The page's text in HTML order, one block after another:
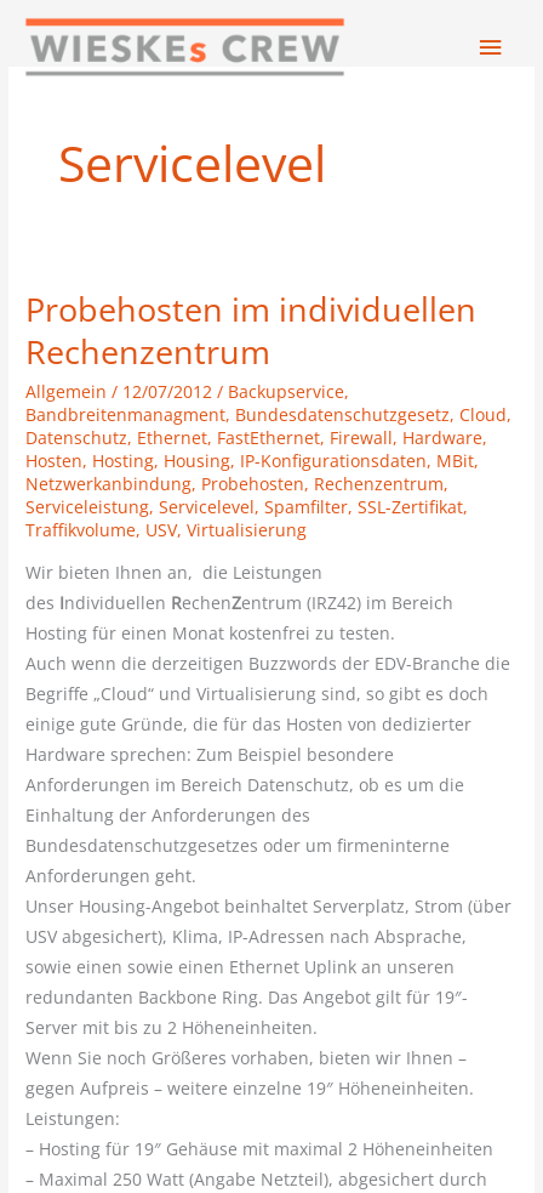
Zum
Inhalt
springen
Servicelevel
Probehosten im individuellen
Rechenzentrum
Allgemein / 12/07/2012/ Backupservice,
Bandbreitenmanagment, Bundesdatenschutzgesetz,Cloud,
Datenschutz, Ethernet, FastEthernet, Firewall, Hardware,
Hosten, Hosting, Housing, IP-Konfigurationsdaten, MBit,
Netzwerkanbindung, Probehosten, Rechenzentrum,
Serviceleistung,Servicelevel,Spamfilter,SSL-Zertifikat,
Traffikvolume, USV,Virtualisierung
Wir bieten Ihnen an, die Leistungen
des Individuellen RechenZentrum (IRZ42) im Bereich
Hosting für einen Monat kostenfrei zu testen.
Auch wenn die derzeitigen Buzzwords der EDV-Branche die
Begriffe „Cloud“ und Virtualisierung sind, so gibt es doch
einige gute Gründe, die für das Hosten von dedizierter
Hardware sprechen: Zum Beispiel besondere
Anforderungen im Bereich Datenschutz, ob es um die
Einhaltung der Anforderungen des
Bundesdatenschutzgesetzes oder um firmeninterne
Anforderungen geht.
Unser Housing-Angebot beinhaltet Serverplatz, Strom (über
USV abgesichert), Klima, IP-Adressen nach Absprache,
sowie einen sowie einen Ethernet Uplink an unseren
redundanten Backbone Ring. Das Angebot gilt für 19″-
Server mit bis zu 2 Höheneinheiten.
Wenn Sie noch Größeres vorhaben, bieten wir Ihnen –
gegen Aufpreis – weitere einzelne 19″ Höheneinheiten.
Leistungen:
– Hosting für 19″ Gehäuse mit maximal 2 Höheneinheiten
– Maximal 250 Watt (Angabe Netzteil), abgesichert durch
Probehosten
individuellen
Rechenzentrum